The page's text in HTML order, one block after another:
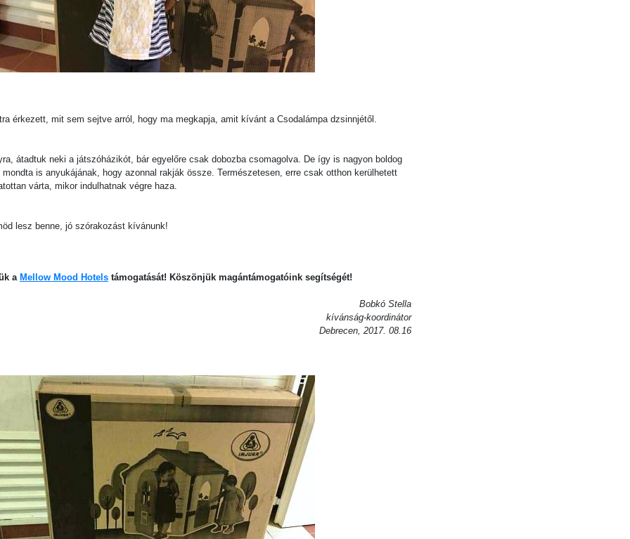
érkezett, mit sem sejtve arról, hogy ma megkapja, amit kívánt a Csodalámpa dzsinnjétől.
átadtuk neki a játszóházikót, bár egyelőre csak dobozba csomagolva. De így is nagyon boldog
is anyukájának, hogy azonnal rakják össze. Természetesen, erre csak otthon kerülhetett
várta, mikor indulhatnak végre haza.
lesz benne, jó szórakozást kívánunk!
a Mellow Mood Hotels támogatását! Köszönjük magántámogatóink segítségét!
Bobkó Stella
kívánság-koordinátor
Debrecen, 2017. 08.16